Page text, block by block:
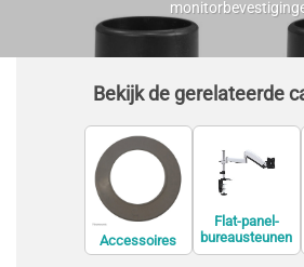
Bekijk de gerelateerde
Accessoires
voor
Flat-panel-
bureausteunen